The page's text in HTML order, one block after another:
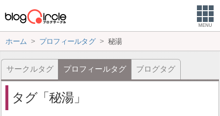
MENU
ホーム プロフィールタグ 秘湯
サークルタグ プロフィールタグ ブログタグ
タグ 秘湯